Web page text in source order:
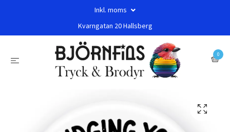
Inkl. moms
Kvarngatan 20 Hallsberg
0